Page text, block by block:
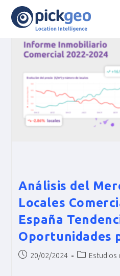
Análisis del
Locales
España
Oportunidades
20/02/2024 Estudios